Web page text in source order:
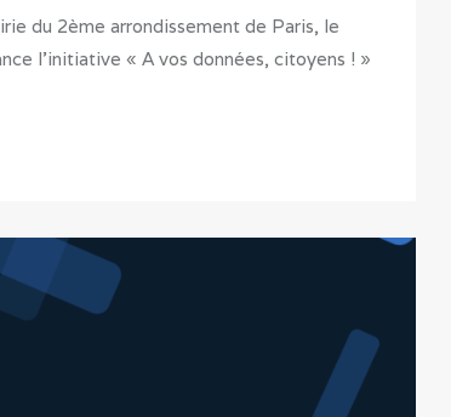
du 2ème arrondissement de Paris, le
l’initiative « A vos données, citoyens ! »